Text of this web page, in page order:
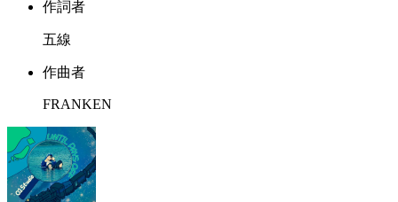
作詞者
五線
作曲者
FRANKEN